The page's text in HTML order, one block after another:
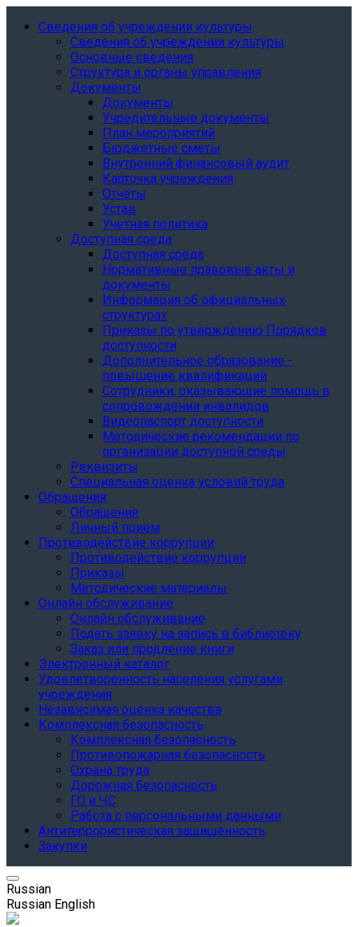
Сведения об учреждении культуры
Сведения об учреждении культуры
Основные сведения
Структура и органы управления
Документы
Документы
Учредительные документы
План мероприятий
Бюджетные сметы
Внутренний финансовый аудит
Карточка учреждения
Отчёты
Устав
Учетная политика
Доступная среда
Доступная среда
Нормативные правовые акты и
документы
Информация об официальных
структурах
Приказы по утверждению Порядков
доступности
Дополнительное образование -
повышение квалификации
Сотрудники, оказывающие помощь в
сопровождении инвалидов
Видеопаспорт доступности
Методические рекомендации по
организации доступной среды
Реквизиты
Специальная оценка условий труда
Обращения
Обращения
Личный прием
Противодействие коррупции
Противодействие коррупции
Приказы
Методические материалы
Онлайн обслуживание
Онлайн обслуживание
Подать заявку на запись в библиотеку
Заказ или продление книги
Электронный каталог
Удовлетворенность населения услугами
учреждения
Независимая оценка качества
Комплексная безопасность
Комплексная безопасность
Противопожарная безопасность
Охрана труда
Дорожная безопасность
ГО и ЧС
Работа с персональными данными
Антитеррористическая защищенность
Закупки
Russian
Russian English